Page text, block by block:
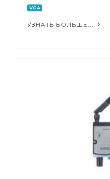
VGA
УЗНАТЬ БОЛЬШЕ...